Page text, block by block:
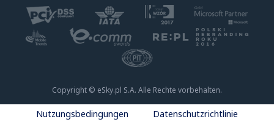
Copyright © eSky.pl S.A. Alle Rechte vorbehalten.
Nutzungsbedingungen Datenschutzrichtlinie